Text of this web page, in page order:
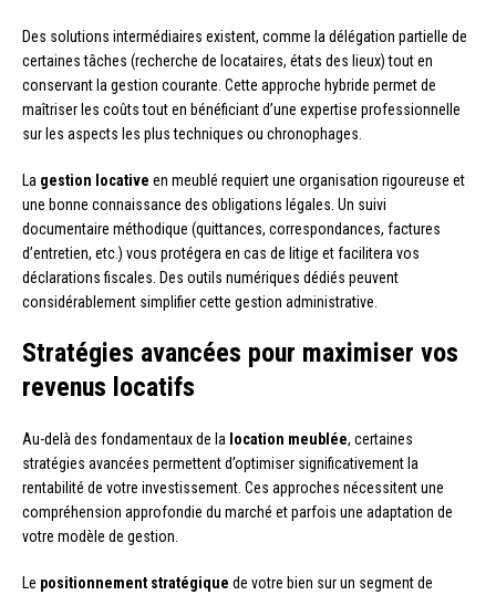
Des solutions intermédiaires existent, comme la délégation partielle de
certaines tâches (recherche de locataires, états des lieux) tout en
conservant la gestion courante. Cette approche hybride permet de
maîtriser les coûts tout en bénéficiant d’une expertise professionnelle
sur les aspects les plus techniques ou chronophages.
La gestion locative en meublé requiert une organisation rigoureuse et
une bonne connaissance des obligations légales. Un suivi
documentaire méthodique (quittances, correspondances, factures
d’entretien, etc.) vous protégera en cas de litige et facilitera vos
déclarations fiscales. Des outils numériques dédiés peuvent
considérablement simplifier cette gestion administrative.
Stratégies avancées pour maximiser vos
revenus locatifs
Au-delà des fondamentaux de la location meublée, certaines
stratégies avancées permettent d’optimiser significativement la
rentabilité de votre investissement. Ces approches nécessitent une
compréhension approfondie du marché et parfois une adaptation de
votre modèle de gestion.
Le positionnement stratégique de votre bien sur un segment de